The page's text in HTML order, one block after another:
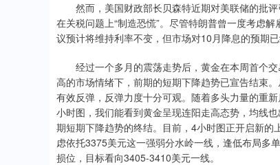
然而，美国财政部长贝森特近期对美联储的批评
在关税问题上“制造恐慌”。尽管特朗普曾一度考虑
议预计将维持利率不变，但市场对10月降息的预期
经过一个多月的震荡走势后，黄金在本周首个交
高的市场情绪下，前期的短期下降趋势已宣告结束
有效反弹，反弹力度十分可观。随着多头力量的重
小时图，我们能看到黄金呈现连阳走高态势，均线
期短期下降趋势的终结。目前，4小时图正开启新
虑依托3375美元这一强弱分水岭一线，逢低布局多
损位，目标看向3405-3410美元一线。